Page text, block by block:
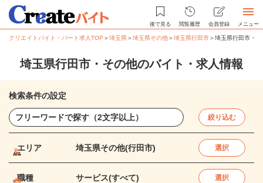
後で見る 閲覧履歴 会員登録 メニュー
クリエイトバイト・パート求人TOP ＞埼玉県＞埼玉県その他＞埼玉県行田市＞埼玉県行田市・
埼玉県行田市・その他のバイト・求人情報
検索条件の設定
絞り込む
エリア 埼玉県その他(行田市) 選択
職種 サービス(すべて) 選択